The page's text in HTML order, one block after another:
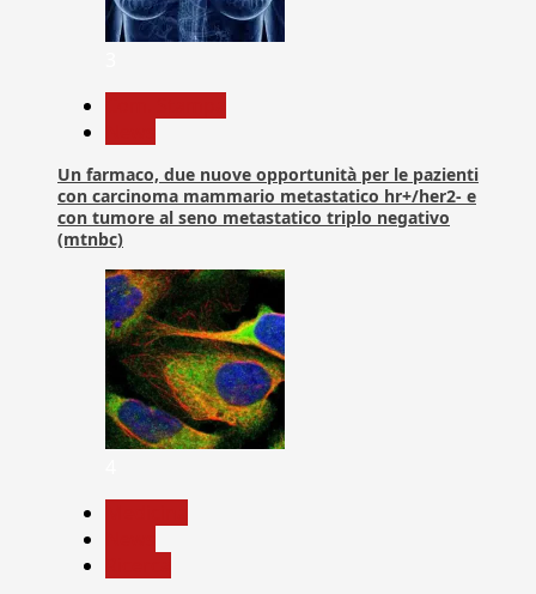
Un farmaco, due nuove opportunità per le pazienti
con carcinoma mammario metastatico hr+/her2- e
con tumore al seno metastatico triplo negativo
(mtnbc)